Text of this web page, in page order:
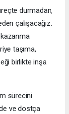
durmadan,
çalışacağız.
taşıma,
birlikte inşa
sürecini
ve dostça